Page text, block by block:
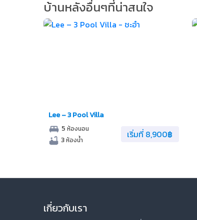
บ้านหลังอื่นๆที่น่าสนใจ
Lee – 3 Pool Villa
5 ห้องนอน
3ห้องน้ำ เริ่มที่ 8,900฿
เกี่ยวกับเรา